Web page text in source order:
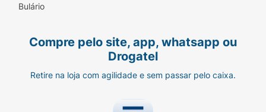
Bulário
Compre pelo site, app, whatsapp ou
Drogatel
Retire na loja com agilidade e sem passar pelo caixa.